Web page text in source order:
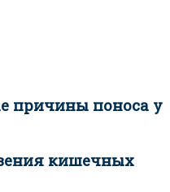
причины поноса у
кишечных